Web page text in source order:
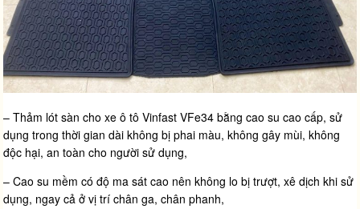
– Thảm lót sàn cho xe ô tô Vinfast VFe34 bằng cao su cao cấp, sử
dụng trong thời gian dài không bị phai màu, không gây mùi, không
độc hại, an toàn cho người sử dụng,
– Cao su mềm có độ ma sát cao nên không lo bị trượt, xê dịch khi sử
dụng, ngay cả ở vị trí chân ga, chân phanh,